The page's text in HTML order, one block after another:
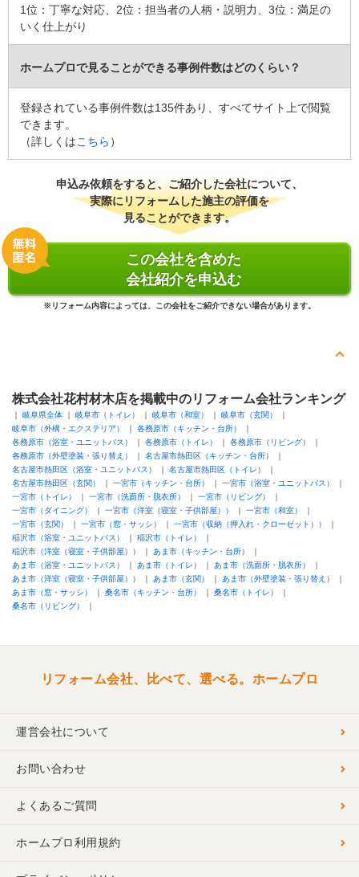
1位：丁寧な対応、2位：担当者の人柄・説明力、3位：満足の
いく仕上がり
ホームプロで見ることができる事例件数はどのくらい？
登録されている事例件数は135件あり、すべてサイト上で閲覧
できます。
（詳しくはこちら ）
申込み依頼をすると、ご紹介した会社について、
実際にリフォームした施主の評価を
見ることができます。
この会社を含めた
会社紹介を申込む
※リフォーム内容によっては、この会社をご紹介できない場合があります。
株式会社花村材木店を掲載中のリフォーム会社ランキング
岐阜県全体 岐阜市（トイレ） 岐阜市（和室）
岐阜市（玄関）
岐阜市（外構・エクステリア）
各務原市（キッチン・台所）
各務原市（浴室・ユニットバス）
各務原市（トイレ）
各務原市（リビング）
各務原市（外壁塗装・張り替え）
名古屋市熱田区（キッチン・台所）
名古屋市熱田区（浴室・ユニットバス）
名古屋市熱田区（トイレ）
名古屋市熱田区（玄関）
一宮市（キッチン・台所）
一宮市（浴室・ユニットバス）
一宮市（トイレ）
一宮市（洗面所・脱衣所）
一宮市（リビング）
一宮市（ダイニング）
一宮市（洋室（寝室・子供部屋））
一宮市（和室）
一宮市（玄関）
一宮市（窓・サッシ）
一宮市（収納（押入れ・クローゼット））
稲沢市（浴室・ユニットバス）
稲沢市（トイレ）
稲沢市（洋室（寝室・子供部屋））
あま市（キッチン・台所）
あま市（浴室・ユニットバス）
あま市（トイレ）
あま市（洗面所・脱衣所）
あま市（洋室（寝室・子供部屋））
あま市（玄関）
あま市（外壁塗装・張り替え）
あま市（窓・サッシ）
桑名市（キッチン・台所）
桑名市（トイレ）
桑名市（リビング）
リフォーム会社、比べて、選べる。ホームプロ
運営会社について
お問い合わせ
よくあるご質問
ホームプロ利用規約